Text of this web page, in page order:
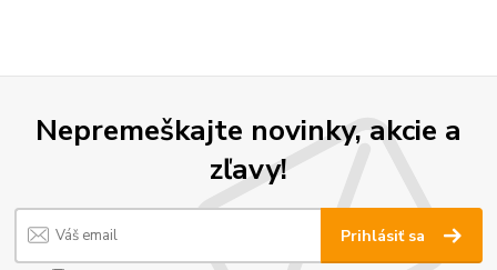
Nepremeškajte novinky, akcie a
zľavy!
Prihlásiť sa